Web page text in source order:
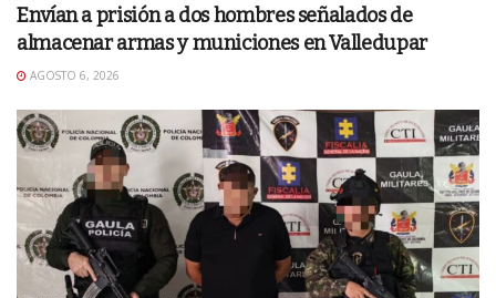
Envían a prisión a dos hombres señalados de
almacenar armas y municiones en Valledupar
AGOSTO 6, 2026